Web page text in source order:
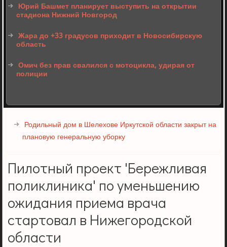
Юрий Башмет планирует выступить на открытии
стадиона Нижний Новгород
Жара до +33 градусов приходит в Новосибирскую
область
Омич без прав свалился с мотоцикла, удирая от
полиции
Родильный дом в Шелехове Иркутской области закрыт на
плановую генеральную уборку
Пилотный проект 'Бережливая
поликлиника' по уменьшению
ожидания приема врача
стартовал в Нижегородской
области